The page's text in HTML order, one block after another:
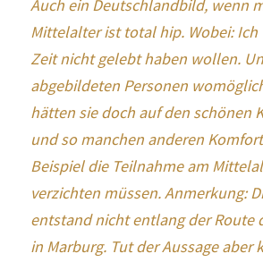
Auch ein Deutschlandbild, wenn
Mittelalter ist total hip. Wobei: Ich
Zeit nicht gelebt haben wollen.
abgebildeten Personen
hätten sie doch auf den schönen
und so manchen anderen
Beispiel die Teilnahme am
verzichten müssen. Anmerkung:
entstand nicht entlang der Route
in Marburg. Tut der Aussage aber